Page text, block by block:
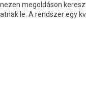
megoldáson
le. A rendszer egy